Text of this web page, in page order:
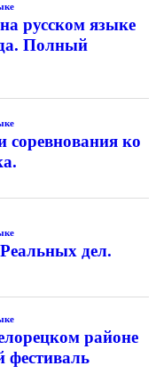
русском языке
Полный
ко
дел.
районе
фестиваль